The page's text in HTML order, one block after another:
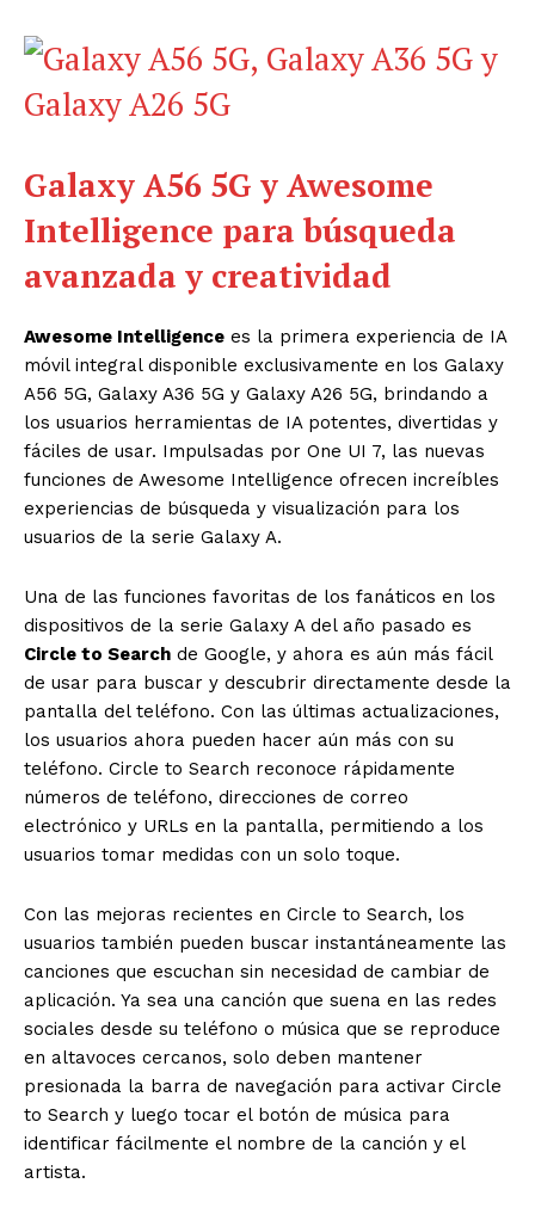
Galaxy A56 5G yAwesome
Intelligence para búsqueda
avanzada y creatividad
Awesome Intelligence es la primera experiencia de IA
móvil integral disponible exclusivamente en los Galaxy
A56 5G, Galaxy A36 5G y Galaxy A26 5G, brindando a
los usuarios herramientas de IA potentes, divertidas y
fáciles de usar. Impulsadas por One UI 7, las nuevas
funciones de Awesome Intelligence ofrecen increíbles
experiencias de búsqueda y visualización para los
usuarios de la serie Galaxy A.
Una de las funciones favoritas de los fanáticos en los
dispositivos de la serie Galaxy A del año pasado es
Circle to Search de Google, y ahora es aún más fácil
de usar para buscar y descubrir directamente desde la
pantalla del teléfono. Con las últimas actualizaciones,
los usuarios ahora pueden hacer aún más con su
teléfono. Circle to Search reconoce rápidamente
números de teléfono, direcciones de correo
electrónico y URLs en la pantalla, permitiendo a los
usuarios tomar medidas con un solo toque.
Con las mejoras recientes en Circle to Search, los
usuarios también pueden buscar instantáneamente las
canciones que escuchan sin necesidad de cambiar de
aplicación. Ya sea una canción que suena en las redes
sociales desde su teléfono o música que se reproduce
en altavoces cercanos, solo deben mantener
presionada la barra de navegación para activar Circle
to Search y luego tocar el botón de música para
identificar fácilmente el nombre de la canción y el
artista.